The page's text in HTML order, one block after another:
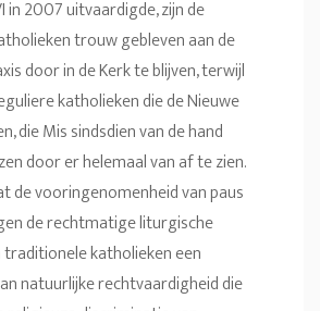
in 2007 uitvaardigde, zijn de
trouw gebleven aan de
door in de Kerk te blijven, terwijl
katholieken die de Nieuwe
die Mis sindsdien van de hand
door er helemaal van af te zien.
de vooringenomenheid van paus
de rechtmatige liturgische
katholieken een
natuurlijke rechtvaardigheid die